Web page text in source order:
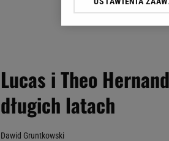
Lucas i Theo
długich latach
Dawid Gruntkowski
Klikając „Akceptuję”
Zaufanych Partnerów i
My, nasi Zaufani
Użycie dokładnych
Przechowywanie